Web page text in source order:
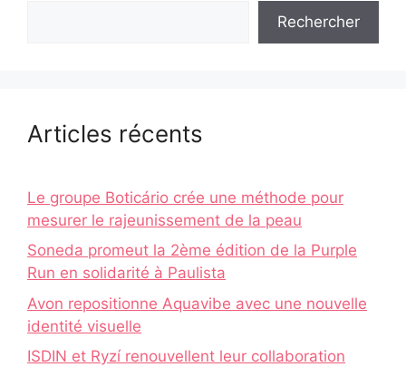
Rechercher
Articles récents
Le groupe Boticário crée une méthode pour
mesurer le rajeunissement de la peau
Soneda promeut la 2ème édition de la Purple
Run en solidarité à Paulista
Avon repositionne Aquavibe avec une nouvelle
identité visuelle
ISDIN et Ryzí renouvellent leur collaboration